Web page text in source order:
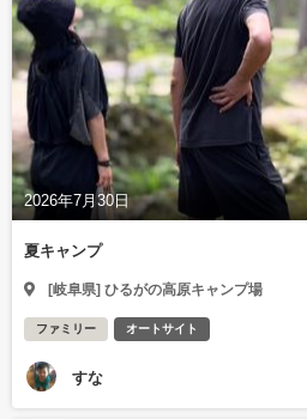
2026年7月30日
夏キャンプ
[岐阜県] ひるがの高原キャンプ場
ファミリー オートサイト
すな